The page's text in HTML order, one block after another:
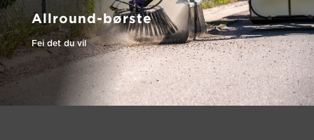
Allround-børste
Fei det du vil